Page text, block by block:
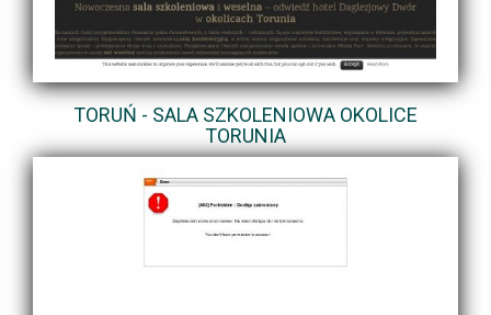
TORUŃ - SALA SZKOLENIOWA OKOLICE
TORUNIA